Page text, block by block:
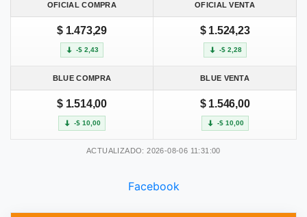
OFICIAL COMPRA OFICIAL VENTA
$ 1.473,29
-$ 2,43
$ 1.524,23
-$ 2,28
BLUE COMPRA BLUE VENTA
$ 1.514,00
-$ 10,00
$ 1.546,00
-$ 10,00
ACTUALIZADO: 2026-08-06 11:31:00
Facebook